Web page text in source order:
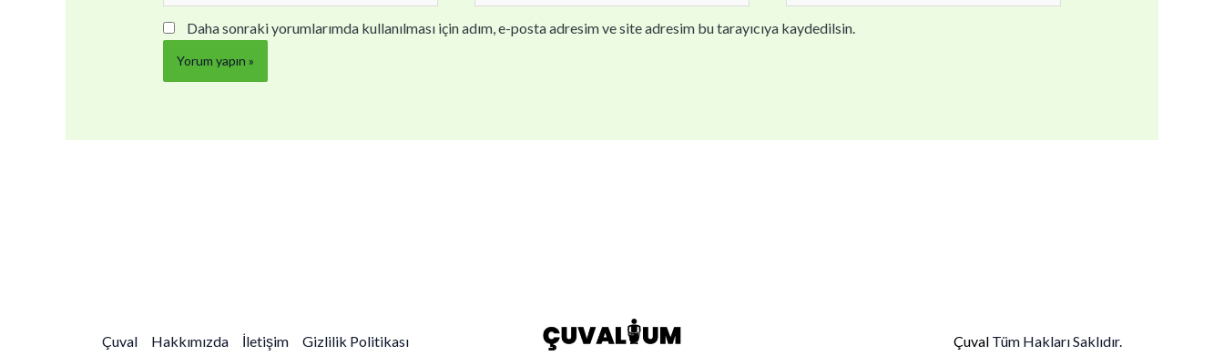
Daha sonraki yorumlarımda kullanılması için adım, e-posta adresim ve site adresim bu tarayıcıya kaydedilsin.
Çuval Hakkımızda İletişim Gizlilik Politikası ÇuvalTüm Hakları Saklıdır.